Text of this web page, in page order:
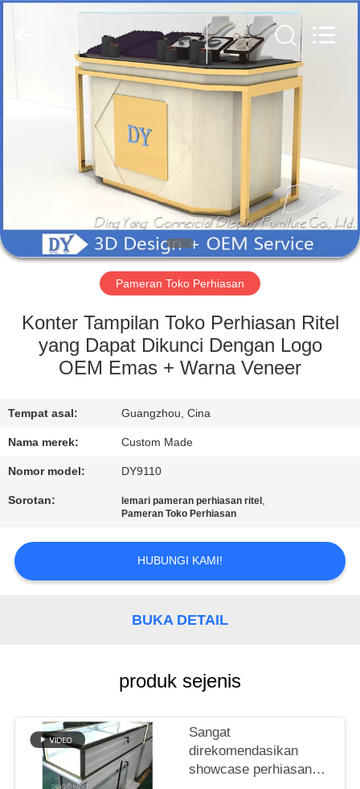
RUMAH
PRODUK
TENTANG
KAMI
TUR
PABRIK
KUALITAS
MINTA
KUTIPAN
COMPANY
NEWS
Pameran Toko Perhiasan
Konter Tampilan Toko Perhiasan Ritel
yang Dapat Dikunci Dengan Logo
OEM Emas + Warna Veneer
Tempat asal: Guangzhou, Cina
Nama merek: Custom Made
Nomor model: DY9110
Sorotan: lemari pameran perhiasan ritel ,
Pameran Toko Perhiasan
HUBUNGI KAMI!
BUKA DETAIL
produk sejenis
Sangat
direkomendasikan
showcase perhiasan